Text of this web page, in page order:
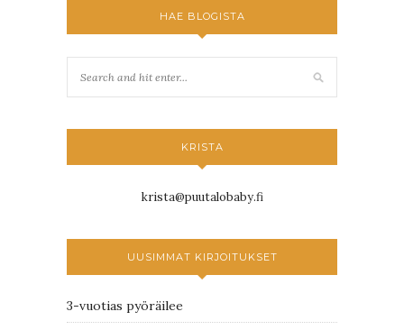
HAE BLOGISTA
KRISTA
krista@puutalobaby.fi
UUSIMMAT KIRJOITUKSET
3-vuotias pyöräilee